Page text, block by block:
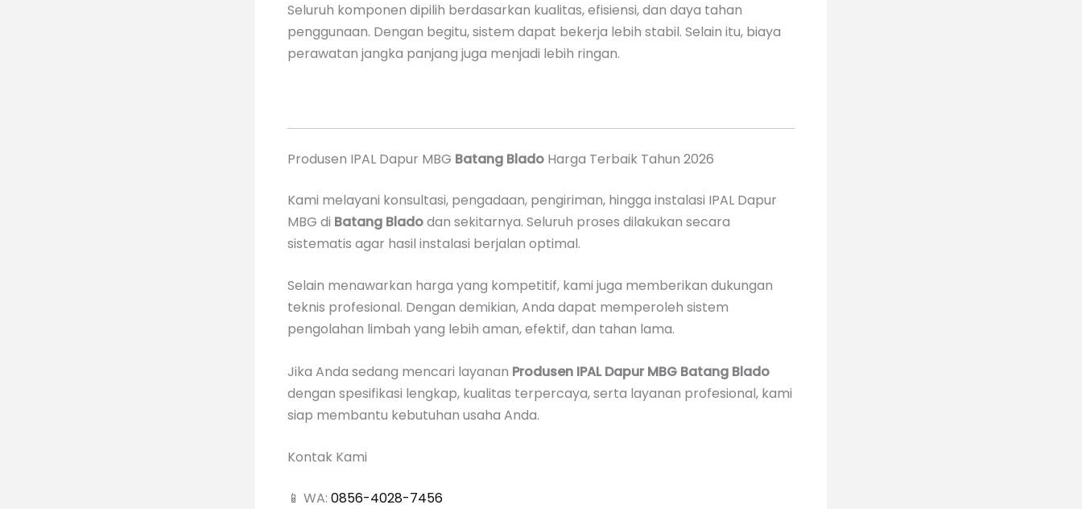
Seluruh komponen dipilih berdasarkan kualitas, efisiensi, dan daya tahan
penggunaan. Dengan begitu, sistem dapat bekerja lebih stabil. Selain itu, biaya
perawatan jangka panjang juga menjadi lebih ringan.
Produsen IPAL Dapur MBG Batang Blado Harga Terbaik Tahun 2026
Kami melayani konsultasi, pengadaan, pengiriman, hingga instalasi IPAL Dapur
MBG di Batang Bladodan sekitarnya. Seluruh proses dilakukan secara
sistematis agar hasil instalasi berjalan optimal.
Selain menawarkan harga yang kompetitif, kami juga memberikan dukungan
teknis profesional. Dengan demikian, Anda dapat memperoleh sistem
pengolahan limbah yang lebih aman, efektif, dan tahan lama.
Jika Anda sedang mencari layanan Produsen IPAL Dapur MBG Batang Blado
dengan spesifikasi lengkap, kualitas terpercaya, serta layanan profesional, kami
siap membantu kebutuhan usaha Anda.
Kontak Kami
📱 WA: 0856-4028-7456